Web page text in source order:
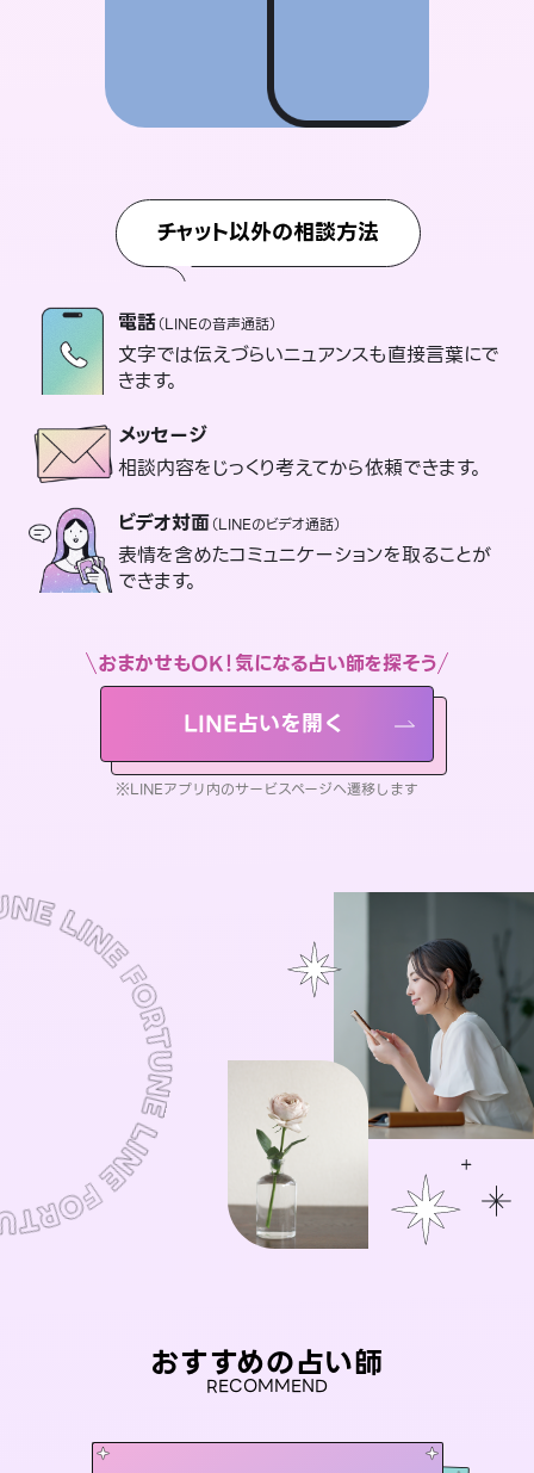
チャット以外の相談方法
電話（LINEの音声通話）
文字では伝えづらいニュアンスも直接言葉にで
きます。
メッセージ
相談内容をじっくり考えてから依頼できます。
ビデオ対面（LINEのビデオ通話）
表情を含めたコミュニケーションを取ることが
できます。
おまかせもOK！気になる占い師を探そう
LINE占いを開く
※LINEアプリ内のサービスページへ遷移します
おすすめの占い師
RECOMMEND